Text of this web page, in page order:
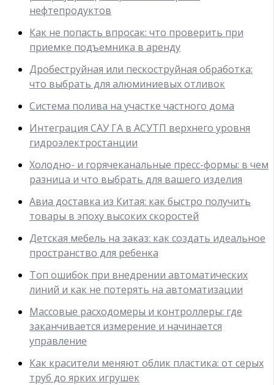
нефтепродуктов
Как не попасть впросак: что проверить при
приемке подъемника в аренду
Дробеструйная или пескоструйная обработка:
что выбрать для алюминиевых отливок
Система полива на участке частного дома
Интеграция САУ ГА в АСУТП верхнего уровня
гидроэлектростанции
Холодно- и горячеканальные пресс-формы: в чем
разница и что выбрать для вашего изделия
Авиа доставка из Китая: как быстро получить
товары в эпоху высоких скоростей
Детская мебель на заказ: как создать идеальное
пространство для ребенка
Топ ошибок при внедрении автоматических
линий и как не потерять на автоматизации
Массовые расходомеры и контроллеры: где
заканчивается измерение и начинается
управление
Как красители меняют облик пластика: от серых
труб до ярких игрушек